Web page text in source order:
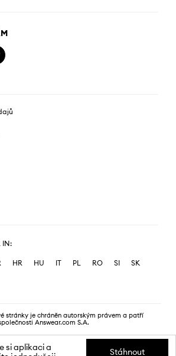
IN:
HR HU IT PL RO SI
SK
stránky je chráněn autorským právem a patří
Answear.com S.A.
si aplikaci a
Stáhnout